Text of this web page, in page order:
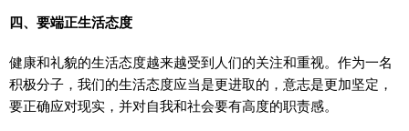
四、要端正生活态度
健康和礼貌的生活态度越来越受到人们的关注和重视。作为一名
积极分子，我们的生活态度应当是更进取的，意志是更加坚定，
要正确应对现实，并对自我和社会要有高度的职责感。